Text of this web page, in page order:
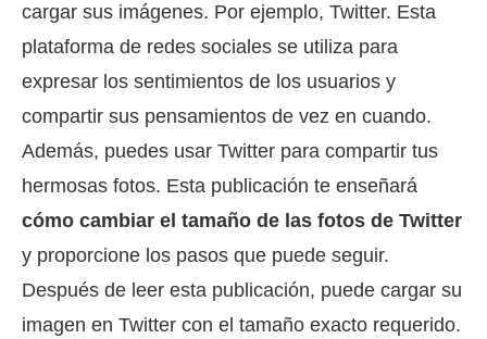
cargar sus imágenes. Por ejemplo, Twitter. Esta
plataforma de redes sociales se utiliza para
expresar los sentimientos de los usuarios y
compartir sus pensamientos de vez en cuando.
Además, puedes usar Twitter para compartir tus
hermosas fotos. Esta publicación te enseñará
cómo cambiar el tamaño de las fotos de Twitter
y proporcione los pasos que puede seguir.
Después de leer esta publicación, puede cargar su
imagen en Twitter con el tamaño exacto requerido.